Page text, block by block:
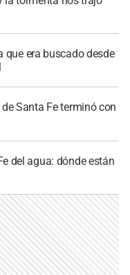
era buscado desde
Santa Fe terminó con
del agua: dónde están